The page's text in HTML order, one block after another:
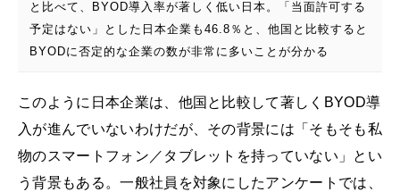
と比べて、BYOD導入率が著しく低い日本。「当面許可する
予定はない」とした日本企業も46.8％と、他国と比較すると
BYODに否定的な企業の数が非常に多いことが分かる
このように日本企業は、他国と比較して著しくBYOD導
入が進んでいないわけだが、その背景には「そもそも私
物のスマートフォン／タブレットを持っていない」とい
う背景もある。一般社員を対象にしたアンケートでは、